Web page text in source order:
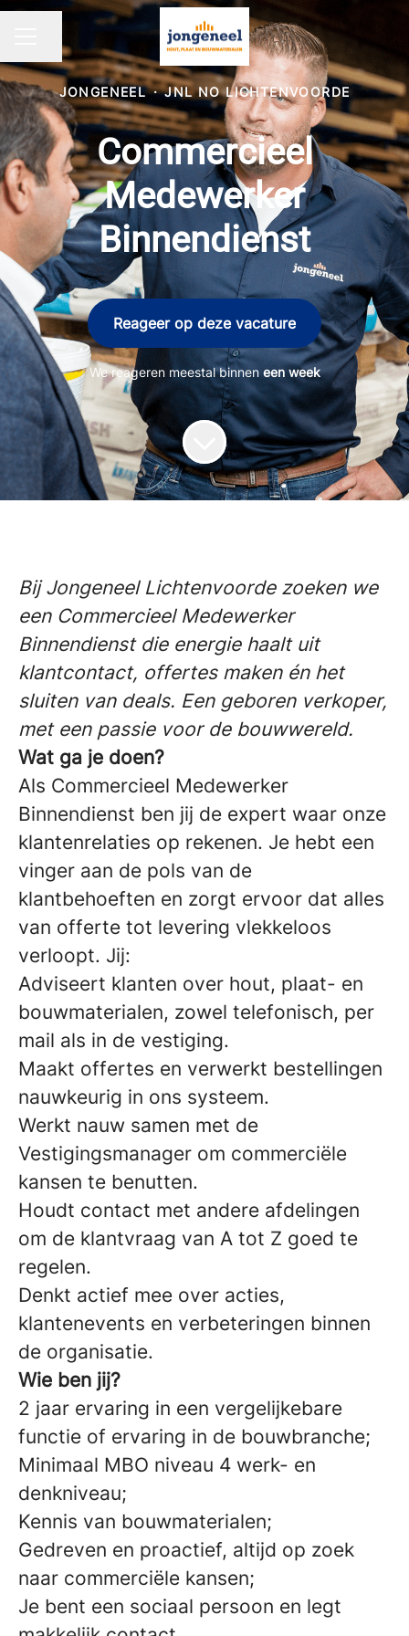
CARRIÈREMENU
Pagina delen
JONGENEEL · JNL NO LICHTENVOORDE
Commercieel
Medewerker
Binnendienst
Reageer op deze vacature
We reageren meestal binnen een week
Bij Jongeneel Lichtenvoorde zoeken we
een Commercieel Medewerker
Binnendienst die energie haalt uit
klantcontact, offertes maken én het
sluiten van deals. Een geboren verkoper,
met een passie voor de bouwwereld.
Wat ga je doen?
Als Commercieel Medewerker
Binnendienst ben jij de expert waar onze
klantenrelaties op rekenen. Je hebt een
vinger aan de pols van de
klantbehoeften en zorgt ervoor dat alles
van offerte tot levering vlekkeloos
verloopt. Jij:
Adviseert klanten over hout, plaat- en
bouwmaterialen, zowel telefonisch, per
mail als in de vestiging.
Maakt offertes en verwerkt bestellingen
nauwkeurig in ons systeem.
Werkt nauw samen met de
Vestigingsmanager om commerciële
kansen te benutten.
Houdt contact met andere afdelingen
om de klantvraag van A tot Z goed te
regelen.
Denkt actief mee over acties,
klantenevents en verbeteringen binnen
de organisatie.
Wie ben jij?
2 jaar ervaring in een vergelijkebare
functie of ervaring in de bouwbranche;
Minimaal MBO niveau 4 werk- en
denkniveau;
Kennis van bouwmaterialen;
Gedreven en proactief, altijd op zoek
naar commerciële kansen;
Je bent een sociaal persoon en legt